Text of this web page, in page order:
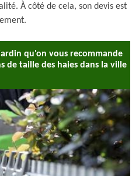
À côté de cela, son devis est
qu'on vous recommande
de taille des haies dans la ville